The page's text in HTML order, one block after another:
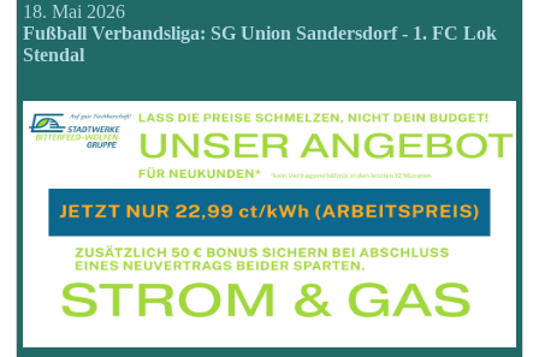
18. Mai 2026
Fußball Verbandsliga: SG Union Sandersdorf - 1. FC Lok
Stendal